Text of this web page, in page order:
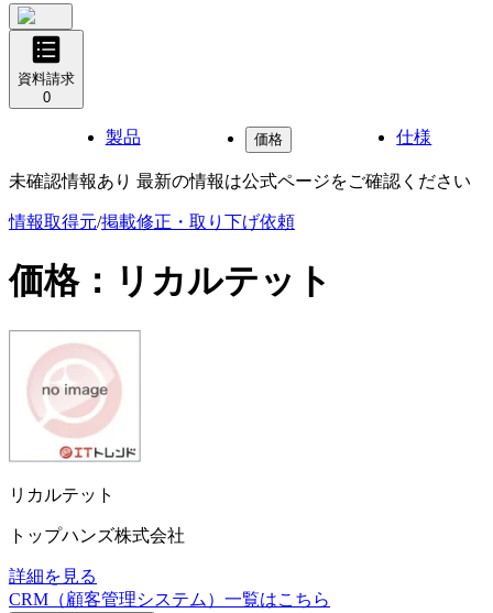
資料請求
0
製品 価格 仕様
未確認情報あり 最新の情報は公式ページをご確認ください
情報取得元/掲載修正・取り下げ依頼
価格： リカルテット
リカルテット
トップハンズ株式会社
詳細を見る
CRM（顧客管理システム） 一覧はこちら